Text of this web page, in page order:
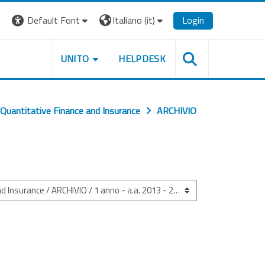
Default Font Italiano ‎(it)‎ Login
UNITO HELPDESK
Quantitative Finance and Insurance ARCHIVIO